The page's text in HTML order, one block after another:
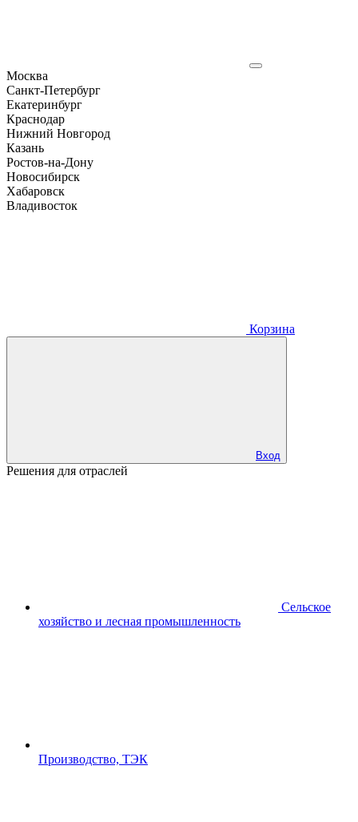
Москва
Санкт-Петербург
Екатеринбург
Краснодар
Нижний Новгород
Казань
Ростов-на-Дону
Новосибирск
Хабаровск
Владивосток
Корзина
Вход
Решения для отраслей
Сельское
хозяйство и лесная промышленность
Производство, ТЭК